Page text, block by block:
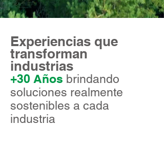
Experiencias que
transforman
industrias
+30 Años brindando
soluciones realmente
sostenibles a cada
industria